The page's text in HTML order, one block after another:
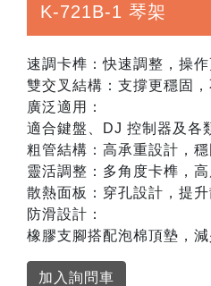
K-721B-1 琴架
速調卡榫：快速調整，操作
雙交叉結構：支撐更穩固，
廣泛適用：
適合鍵盤、DJ 控制器及各
粗管結構：高承重設計，穩
靈活調整：多角度卡榫，高
散熱面板：穿孔設計，提升
防滑設計：
橡膠支腳搭配泡棉頂墊，減
加入詢問車